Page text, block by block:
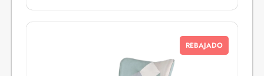
REBAJADO